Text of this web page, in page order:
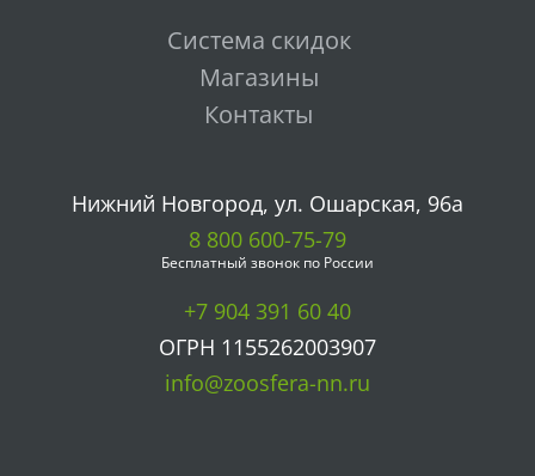
Система скидок
Магазины
Контакты
Нижний Новгород, ул. Ошарская, 96а
8 800 600-75-79
Бесплатный звонок по России
+7 904 391 60 40
ОГРН 1155262003907
info@zoosfera-nn.ru